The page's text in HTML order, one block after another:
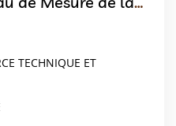
TECHNIQUE ET